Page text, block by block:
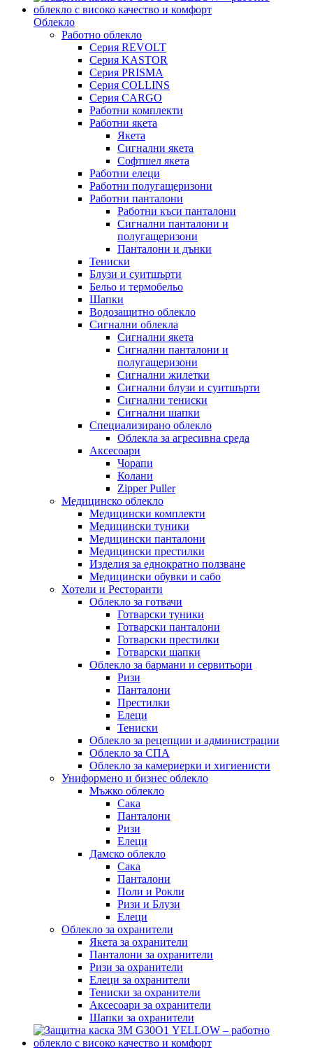
Облекло
Работно облекло
Серия REVOLT
Серия KASTOR
Серия PRISMA
Серия COLLINS
Серия CARGO
Работни комплекти
Работни якета
Якета
Сигнални якета
Софтшел якета
Работни елеци
Работни полугащеризони
Работни панталони
Работни къси панталони
Сигнални панталони и
полугащеризони
Панталони и дънки
Тениски
Блузи и суитшърти
Бельо и термобельо
Шапки
Водозащитно облекло
Сигнални облекла
Сигнални якета
Сигнални панталони и
полугащеризони
Сигнални жилетки
Сигнални блузи и суитшърти
Сигнални тениски
Сигнални шапки
Специализирано облекло
Облекла за агресивна среда
Аксесоари
Чорапи
Колани
Zipper Puller
Медицинско облекло
Медицински комплекти
Медицински туники
Медицински панталони
Медицински престилки
Изделия за еднократно ползване
Медицински обувки и сабо
Хотели и Ресторанти
Облекло за готвачи
Готварски туники
Готварски панталони
Готварски престилки
Готварски шапки
Облекло за бармани и сервитьори
Ризи
Панталони
Престилки
Елеци
Тениски
Облекло за рецепции и администрации
Облекло за СПА
Облекло за камериерки и хигиенисти
Униформено и бизнес облекло
Мъжко облекло
Сака
Панталони
Ризи
Елеци
Дамско облекло
Сака
Панталони
Поли и Рокли
Ризи и Блузи
Елеци
Облекло за охранители
Якета за охранители
Панталони за охранители
Ризи за охранители
Елеци за охранители
Тениски за охранители
Аксесоари за охранители
Шапки за охранители